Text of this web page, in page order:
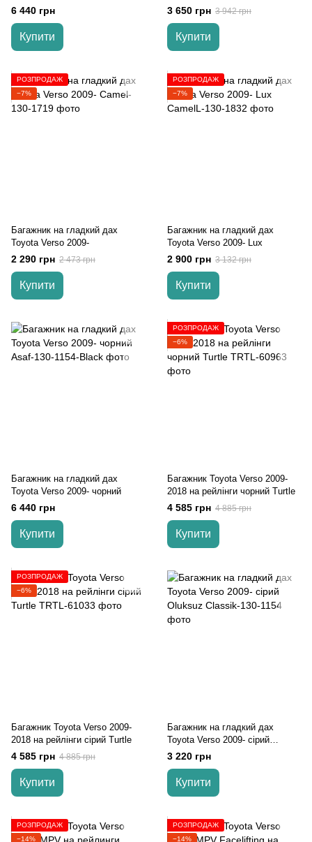
6 440 грн
Купити
3 650 грн 3 942 грн
Купити
РОЗПРОДАЖ
−7%
Багажник на гладкий дах
Toyota Verso 2009-
2 290 грн 2 473 грн
Купити
РОЗПРОДАЖ
−7%
Багажник на гладкий дах
Toyota Verso 2009- Lux
2 900 грн 3 132 грн
Купити
Багажник на гладкий дах
Toyota Verso 2009- чорний
6 440 грн
Купити
РОЗПРОДАЖ
−6%
Багажник Toyota Verso 2009-
2018 на рейлінги чорний Turtle
4 585 грн 4 885 грн
Купити
РОЗПРОДАЖ
−6%
Багажник Toyota Verso 2009-
2018 на рейлінги cірий Turtle
4 585 грн 4 885 грн
Купити
Багажник на гладкий дах
Toyota Verso 2009- сірий
Oluksuz
3 220 грн
Купити
РОЗПРОДАЖ
−14%
РОЗПРОДАЖ
−14%